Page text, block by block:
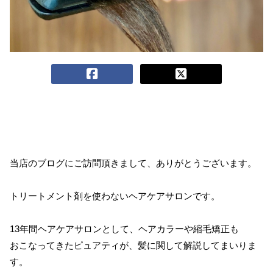
当店のブログにご訪問頂きまして、ありがとうございます。
トリートメント剤を使わないヘアケアサロンです。
13年間ヘアケアサロンとして、ヘアカラーや縮毛矯正も
おこなってきたピュアティが、髪に関して解説してまいりま
す。